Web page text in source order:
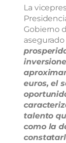
La
Gobierno
asegurado
euros, el
talento
como la